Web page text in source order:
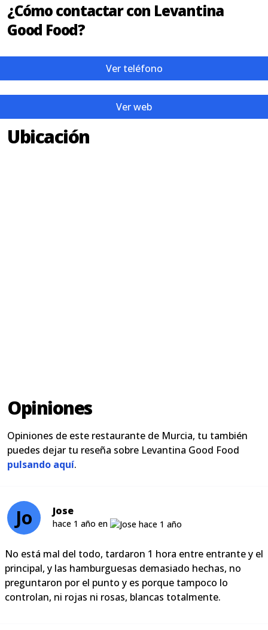
¿Cómo contactar con Levantina
Good Food?
Ver teléfono
Ver web
Ubicación
Opiniones
Opiniones de este restaurante de Murcia, tu también
puedes dejar tu reseña sobre Levantina Good Food
pulsando aquí.
Jo Jose
hace 1 año en
No está mal del todo, tardaron 1 hora entre entrante y el
principal, y las hamburguesas demasiado hechas, no
preguntaron por el punto y es porque tampoco lo
controlan, ni rojas ni rosas, blancas totalmente.